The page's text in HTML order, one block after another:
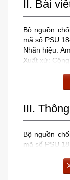
II. Bài
Bộ nguồn
mã số PSU
Nhãn hiệu:
Xuất xứ:
III.
Bộ nguồn
mã số PSU